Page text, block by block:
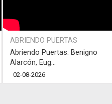
ABRIENDO PUERTAS
Abriendo Puertas: Benigno
Alarcón, Eug...
02-08-2026